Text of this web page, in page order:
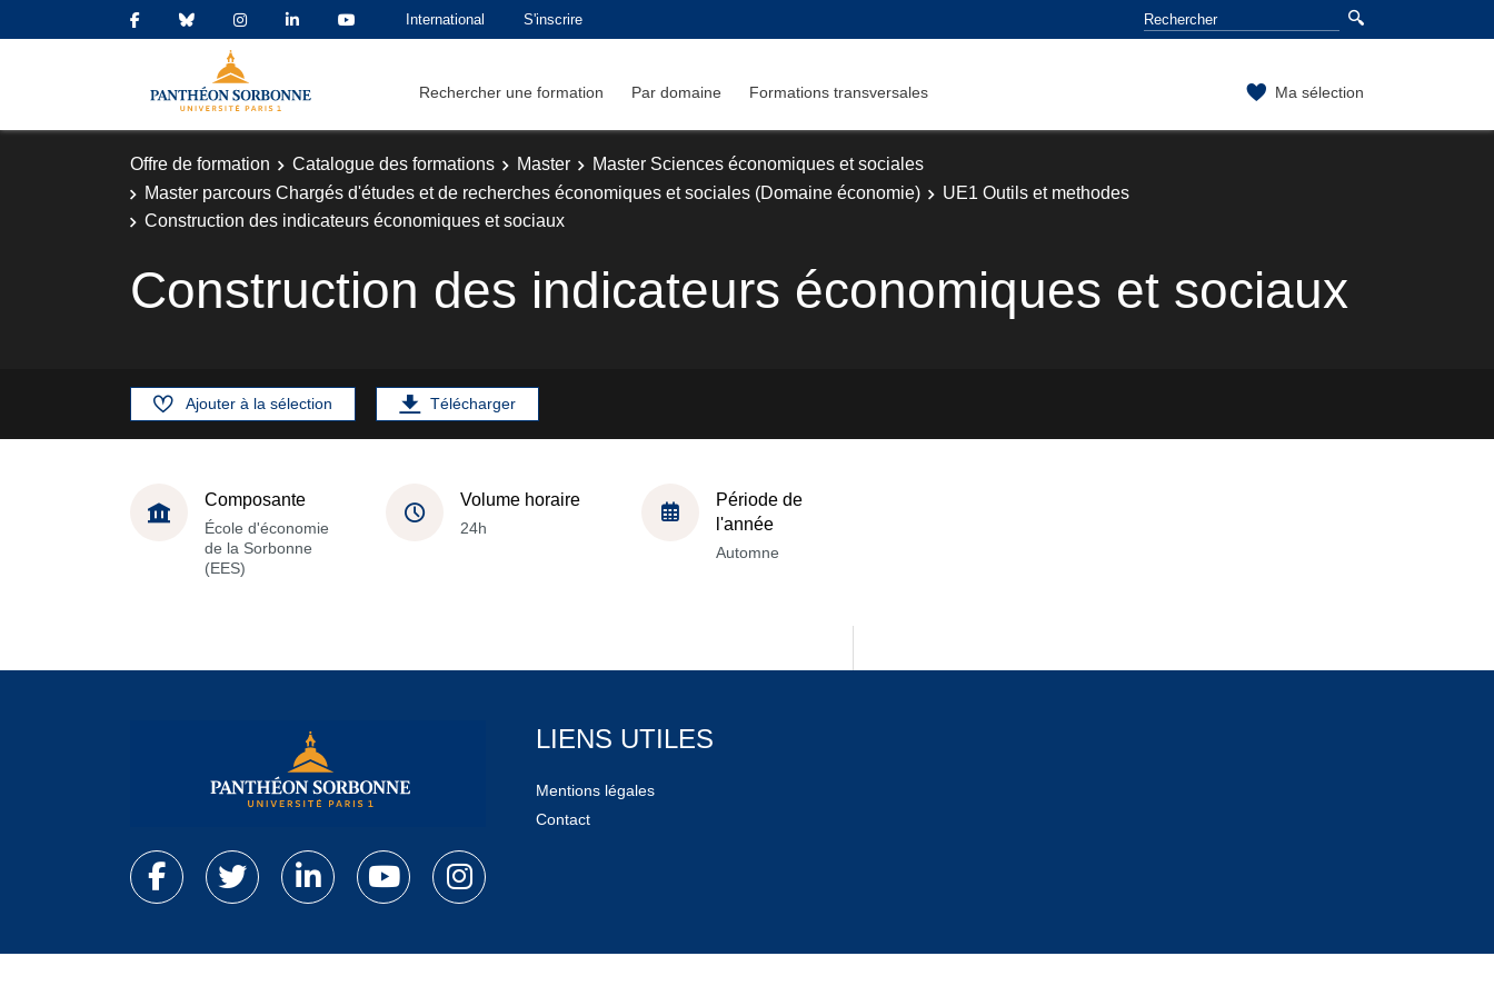
International S'inscrire
Rechercher une formation Par domaine Formations transversales Ma sélection
Offre de formation Catalogue des formations Master
Master Sciences économiques et sociales
Master parcours Chargés d'études et de recherches économiques et sociales (Domaine économie)
UE1 Outils et methodes
Construction des indicateurs économiques et sociaux
Construction des indicateurs économiques et sociaux
Ajouter à la sélection Télécharger
Composante
École d'économie
de la Sorbonne
(EES)
Volume horaire
24h
Période de
l'année
Automne
LIENS UTILES
Mentions légales
Contact